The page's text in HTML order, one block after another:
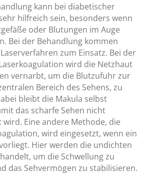
kann bei diabetischer
hilfreich sein, besonders wenn
oder Blutungen im Auge
Bei der Behandlung kommen
zum Einsatz. Bei der
wird die Netzhaut
vernarbt, um die Blutzufuhr zur
Bereich des Sehens, zu
bleibt die Makula selbst
das scharfe Sehen nicht
Eine andere Methode, die
wird eingesetzt, wenn ein
Hier werden die undichten
um die Schwellung zu
das Sehvermögen zu stabilisieren.